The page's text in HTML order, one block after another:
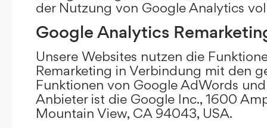
der Nutzung von Google Analytics
Google Analytics
Unsere Websites nutzen die
Remarketing in Verbindung mit den
Funktionen von Google AdWords
Anbieter ist die Google Inc., 1600
Mountain View, CA 94043, USA.